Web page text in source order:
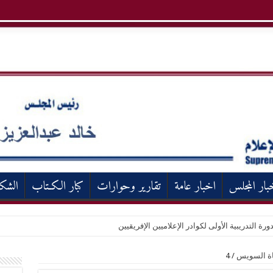
المجلس اخبار عامة تقارير وحوارات كبار الكـتاب
التدريبية الأولى لكوادر الإعلاميين الإفريقيين
السويس /
4